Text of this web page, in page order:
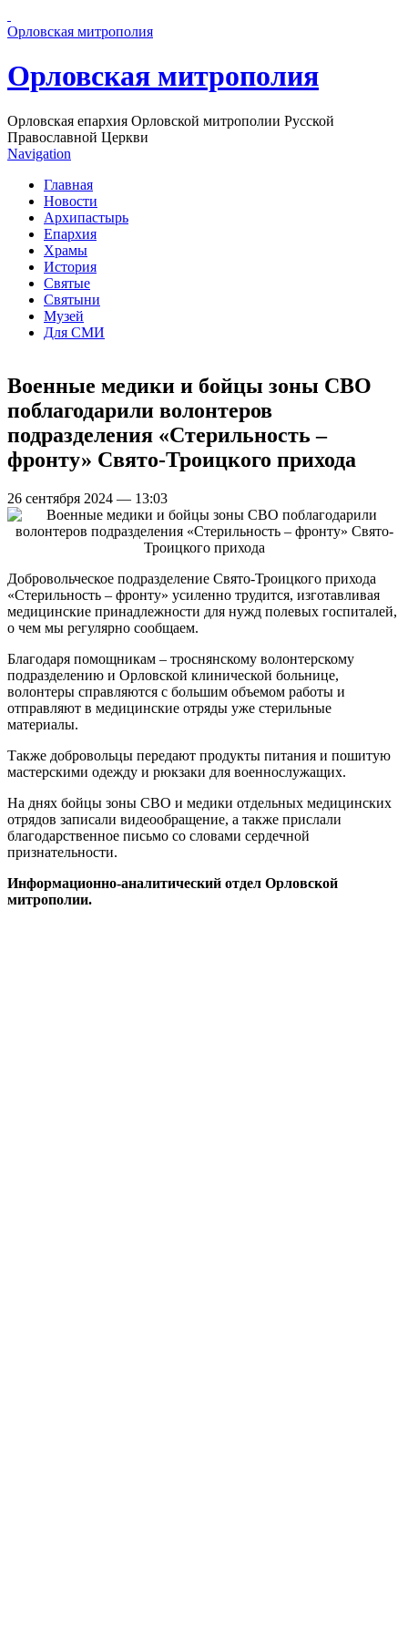
Орловская митрополия
Орловская митрополия
Орловская епархия Орловской митрополии Русской
Православной Церкви
Navigation
Главная
Новости
Архипастырь
Епархия
Храмы
История
Святые
Святыни
Музей
Для СМИ
Военные медики и бойцы зоны СВО
поблагодарили волонтеров
подразделения «Стерильность –
фронту» Свято-Троицкого прихода
26 сентября 2024 — 13:03
Добровольческое подразделение Свято-Троицкого прихода
«Стерильность – фронту» усиленно трудится, изготавливая
медицинские принадлежности для нужд полевых госпиталей,
о чем мы регулярно сообщаем.
Благодаря помощникам – троснянскому волонтерскому
подразделению и Орловской клинической больнице,
волонтеры справляются с большим объемом работы и
отправляют в медицинские отряды уже стерильные
материалы.
Также добровольцы передают продукты питания и пошитую
мастерскими одежду и рюкзаки для военнослужащих.
На днях бойцы зоны СВО и медики отдельных медицинских
отрядов записали видеообращение, а также прислали
благодарственное письмо со словами сердечной
признательности.
Информационно-аналитический отдел Орловской
митрополии.